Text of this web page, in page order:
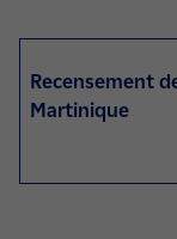
Recensement
Martinique